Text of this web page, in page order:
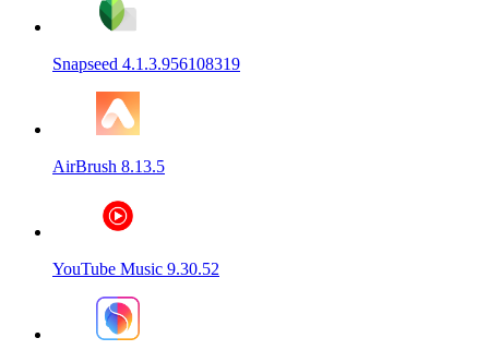
Snapseed 4.1.3.956108319
AirBrush 8.13.5
YouTube Music 9.30.52